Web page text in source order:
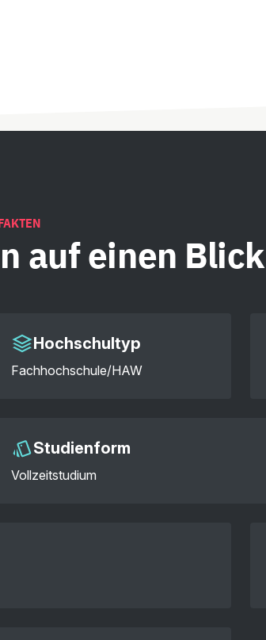
auf einen Blick
Hochschultyp
Fachhochschule/HAW
Studienform
Vollzeitstudium